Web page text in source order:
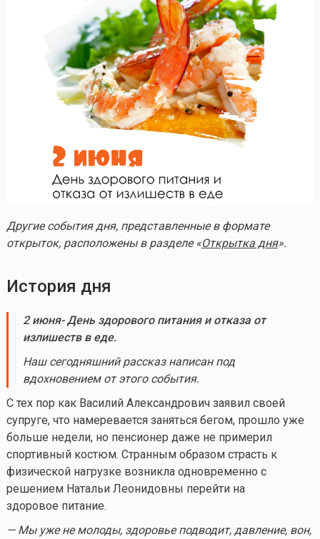
Другие события дня, представленные в формате
открыток, расположены в разделе «Открытка дня».
История дня
2 июня- День здорового питания и отказа от
излишеств в еде.
Наш сегодняшний рассказ написан под
вдохновением от этого события.
С тех пор как Василий Александрович заявил своей
супруге, что намеревается заняться бегом, прошло уже
больше недели, но пенсионер даже не примерил
спортивный костюм. Странным образом страсть к
физической нагрузке возникла одновременно с
решением Натальи Леонидовны перейти на
здоровое питание.
— Мы уже не молоды, здоровье подводит, давление, вон,